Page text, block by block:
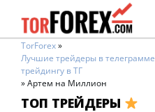
TorForex»
Лучшие трейдеры в
трейдингу в ТГ
»Артем на Миллион
ТОП ТРЕЙДЕРЫ